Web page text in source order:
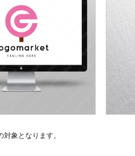
象となります。